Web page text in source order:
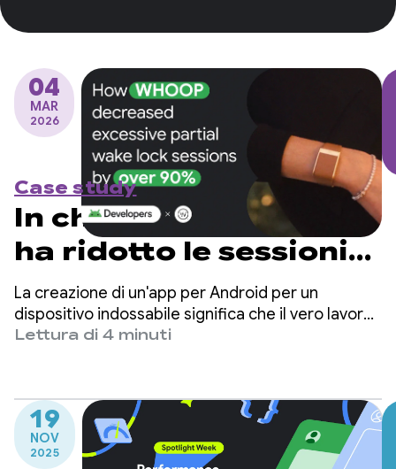
04
MAR
2026
Case study
In che modo WHOOP
ha ridotto le sessioni
di wakelock parziali
eccessivi di oltre il
La creazione di un'app per Android per un
dispositivo indossabile significa che il vero lavoro
inizia quando lo schermo si spegne.
Lettura di 4 minuti
19
NOV
2025